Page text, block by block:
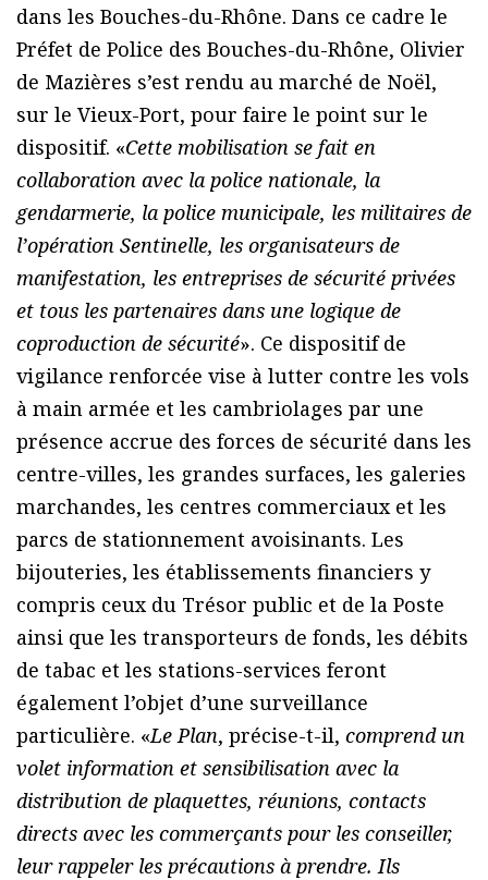
dans les Bouches-du-Rhône. Dans ce cadre le
Préfet de Police des Bouches-du-Rhône, Olivier
de Mazières s’est rendu au marché de Noël,
sur le Vieux-Port, pour faire le point sur le
dispositif. «Cette mobilisation se fait en
collaboration avec la police nationale, la
gendarmerie, la police municipale, les militaires de
l’opération Sentinelle, les organisateurs de
manifestation, les entreprises de sécurité privées
et tous les partenaires dans une logique de
coproduction de sécurité». Ce dispositif de
vigilance renforcée vise à lutter contre les vols
à main armée et les cambriolages par une
présence accrue des forces de sécurité dans les
centre-villes, les grandes surfaces, les galeries
marchandes, les centres commerciaux et les
parcs de stationnement avoisinants. Les
bijouteries, les établissements financiers y
compris ceux du Trésor public et de la Poste
ainsi que les transporteurs de fonds, les débits
de tabac et les stations-services feront
également l’objet d’une surveillance
particulière. «Le Plan, précise-t-il, comprend un
volet information et sensibilisation avec la
distribution de plaquettes, réunions, contacts
directs avec les commerçants pour les conseiller,
leur rappeler les précautions à prendre. Ils